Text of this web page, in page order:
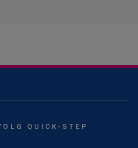
QUICK-STEP